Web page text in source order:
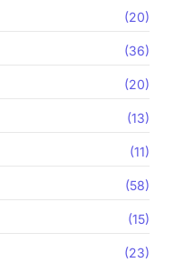
(20)
(36)
(20)
(13)
(11)
(58)
(15)
(23)